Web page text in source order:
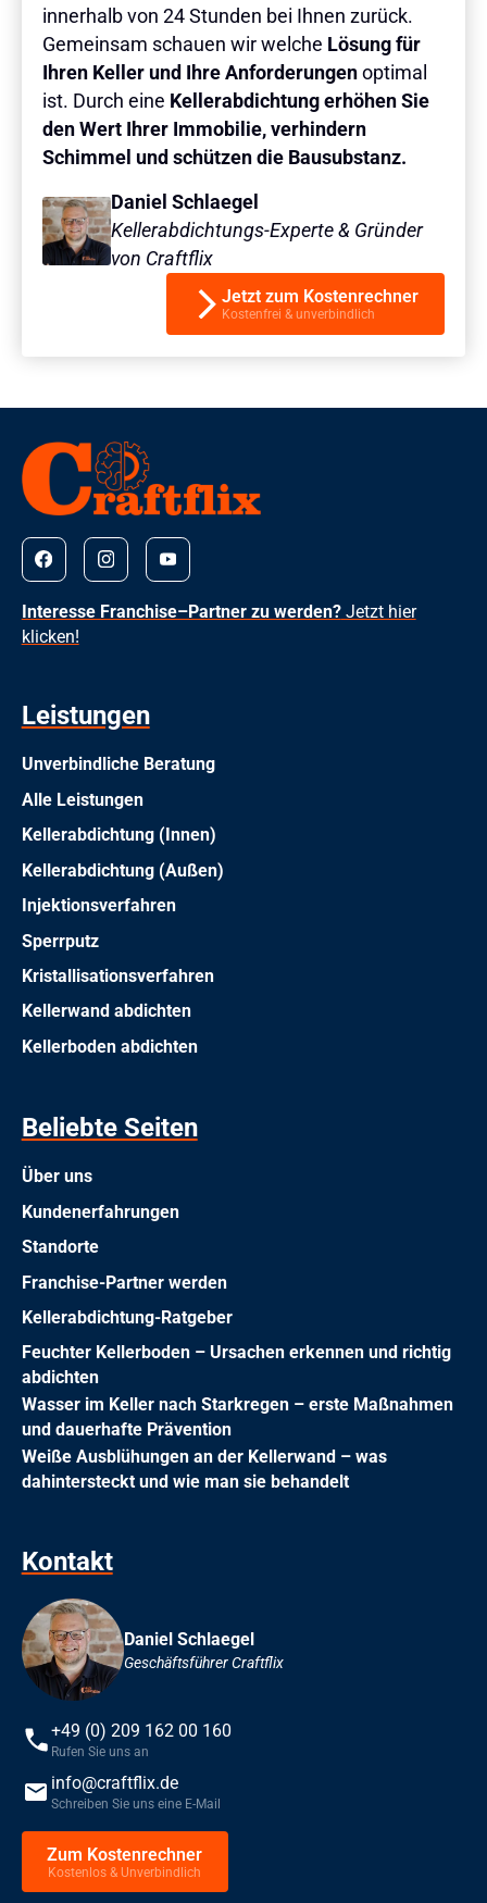
innerhalb von 24 Stunden bei Ihnen zurück.
Gemeinsam schauen wir welche Lösung für
Ihren Keller und Ihre Anforderungenoptimal
ist. Durch eine Kellerabdichtung erhöhen Sie
den Wert Ihrer Immobilie, verhindern
Schimmel und schützen die Bausubstanz.
Daniel Schlaegel
Kellerabdichtungs-Experte & Gründer
von Craftflix
Jetzt zum Kostenrechner
Kostenfrei & unverbindlich
Interesse Franchise–Partner zu werden?Jetzt hier
klicken!
Leistungen
Unverbindliche Beratung
Alle Leistungen
Kellerabdichtung (Innen)
Kellerabdichtung (Außen)
Injektionsverfahren
Sperrputz
Kristallisationsverfahren
Kellerwand abdichten
Kellerboden abdichten
Beliebte Seiten
Über uns
Kundenerfahrungen
Standorte
Franchise-Partner werden
Kellerabdichtung-Ratgeber
Feuchter Kellerboden – Ursachen erkennen und richtig
abdichten
Wasser im Keller nach Starkregen – erste Maßnahmen
und dauerhafte Prävention
Weiße Ausblühungen an der Kellerwand – was
dahintersteckt und wie man sie behandelt
Kontakt
Daniel Schlaegel
Geschäftsführer Craftflix
+49 (0) 209 162 00 160
Rufen Sie uns an
info@craftflix.de
Schreiben Sie uns eine E-Mail
Zum Kostenrechner
Kostenlos & Unverbindlich